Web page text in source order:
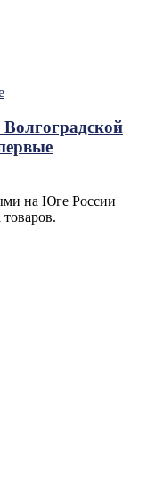
на Юге России